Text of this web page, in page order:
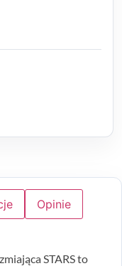
Opinie
STARS to